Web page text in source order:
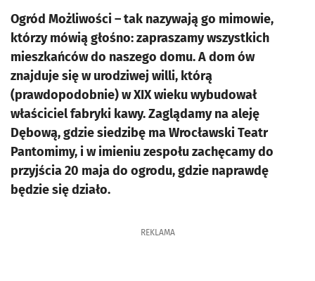
Ogród Możliwości – tak nazywają go mimowie,
którzy mówią głośno: zapraszamy wszystkich
mieszkańców do naszego domu. A dom ów
znajduje się w urodziwej willi, którą
(prawdopodobnie) w XIX wieku wybudował
właściciel fabryki kawy. Zaglądamy na aleję
Dębową, gdzie siedzibę ma Wrocławski Teatr
Pantomimy, i w imieniu zespołu zachęcamy do
przyjścia 20 maja do ogrodu, gdzie naprawdę
będzie się działo.
REKLAMA